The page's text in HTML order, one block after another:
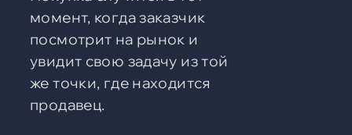
момент, когда заказчик
посмотрит на рынок и
увидит свою задачу из той
же точки, где находится
продавец.